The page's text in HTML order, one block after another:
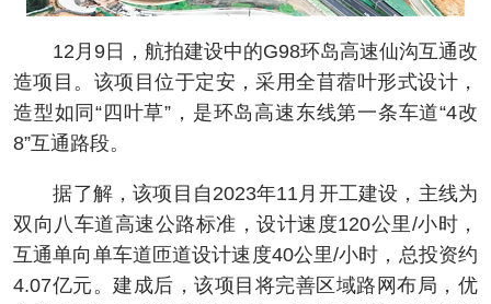
12月9日，航拍建设中的G98环岛高速仙沟互通改
造项目。该项目位于定安，采用全苜蓿叶形式设计，
造型如同“四叶草”，是环岛高速东线第一条车道“4改
8”互通路段。
据了解，该项目自2023年11月开工建设，主线为
双向八车道高速公路标准，设计速度120公里/小时，
互通单向单车道匝道设计速度40公里/小时，总投资约
4.07亿元。建成后，该项目将完善区域路网布局，优